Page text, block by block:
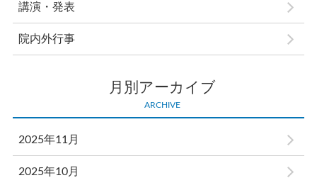
講演・発表
院内外行事
月別アーカイブ
ARCHIVE
2025年11月
2025年10月